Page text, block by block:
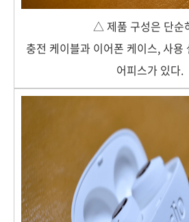
△ 제품 구성은 단순
충전 케이블과 이어폰 케이스, 사용
어피스가 있다.